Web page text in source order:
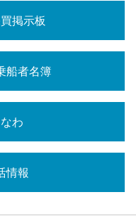
掲示板
船者名簿
わ
情報